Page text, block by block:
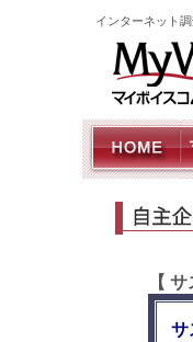
インターネット
【
サ